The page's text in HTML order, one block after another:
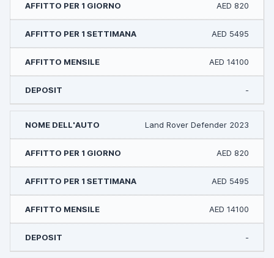
AED 820
AED 5495
AED 14100
-
Land Rover Defender 2023
AED 820
AED 5495
AED 14100
-